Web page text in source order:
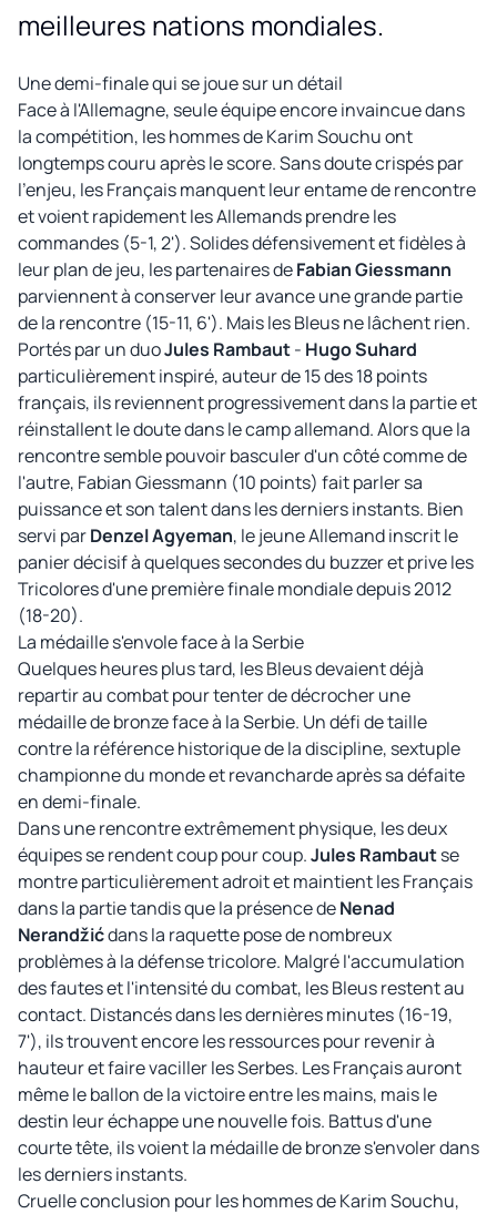
meilleures nations mondiales.
Une demi-finale qui se joue sur un détail
Face à l'Allemagne, seule équipe encore invaincue dans
la compétition, les hommes de Karim Souchu ont
longtemps couru après le score. Sans doute crispés par
l'enjeu, les Français manquent leur entame de rencontre
et voient rapidement les Allemands prendre les
commandes (5-1, 2'). Solides défensivement et fidèles à
leur plan de jeu, les partenaires deFabian Giessmann
parviennent à conserver leur avance une grande partie
de la rencontre (15-11, 6'). Mais les Bleus ne lâchent rien.
Portés par un duoJules Rambaut- Hugo Suhard
particulièrement inspiré, auteur de 15 des 18 points
français, ils reviennent progressivement dans la partie et
réinstallent le doute dans le camp allemand. Alors que la
rencontre semble pouvoir basculer d'un côté comme de
l'autre, Fabian Giessmann (10 points) fait parler sa
puissance et son talent dans les derniers instants. Bien
servi parDenzel Agyeman, le jeune Allemand inscrit le
panier décisif à quelques secondes du buzzer et prive les
Tricolores d'une première finale mondiale depuis 2012
(18-20).
La médaille s'envole face à la Serbie
Quelques heures plus tard, les Bleus devaient déjà
repartir au combat pour tenter de décrocher une
médaille de bronze face à la Serbie. Un défi de taille
contre la référence historique de la discipline, sextuple
championne du monde et revancharde après sa défaite
en demi-finale.
Dans une rencontre extrêmement physique, les deux
équipes se rendent coup pour coup.Jules Rambautse
montre particulièrement adroit et maintient les Français
dans la partie tandis que la présence deNenad
Nerandžićdans la raquette pose de nombreux
problèmes à la défense tricolore. Malgré l'accumulation
des fautes et l'intensité du combat, les Bleus restent au
contact. Distancés dans les dernières minutes (16-19,
7'), ils trouvent encore les ressources pour revenir à
hauteur et faire vaciller les Serbes. Les Français auront
même le ballon de la victoire entre les mains, mais le
destin leur échappe une nouvelle fois. Battus d'une
courte tête, ils voient la médaille de bronze s'envoler dans
les derniers instants.
Cruelle conclusion pour les hommes de Karim Souchu,